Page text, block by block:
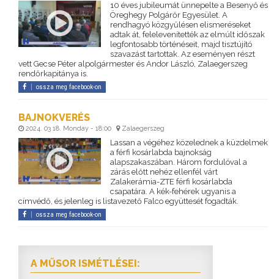
10 éves jubileumát ünnepelte a Besenyő és
Öreghegy Polgárőr Egyesület. A
rendhagyó közgyűlésen elismeréseket
adtak át, felelevenítették az elmúlt időszak
legfontosabb történéseit, majd tisztújító
szavazást tartottak. Az eseményen részt
vett Gecse Péter alpolgármester és Andor László, Zalaegerszeg
rendőrkapitánya is.
ossza meg facebook-on
BAJNOKVERÉS
2024. 03 18. Monday - 18:00 Zalaegerszeg
Lassan a végéhez közelednek a küzdelmek
a férfi kosárlabda bajnokság
alapszakaszában. Három fordulóval a
zárás előtt nehéz ellenfél várt
Zalakerámia-ZTE férfi kosárlabda
csapatára. A kék-fehérek ugyanis a
címvédő, és jelenleg is listavezető Falco együttesét fogadták.
ossza meg facebook-on
A MŰSOR ISMÉTLÉSEI: